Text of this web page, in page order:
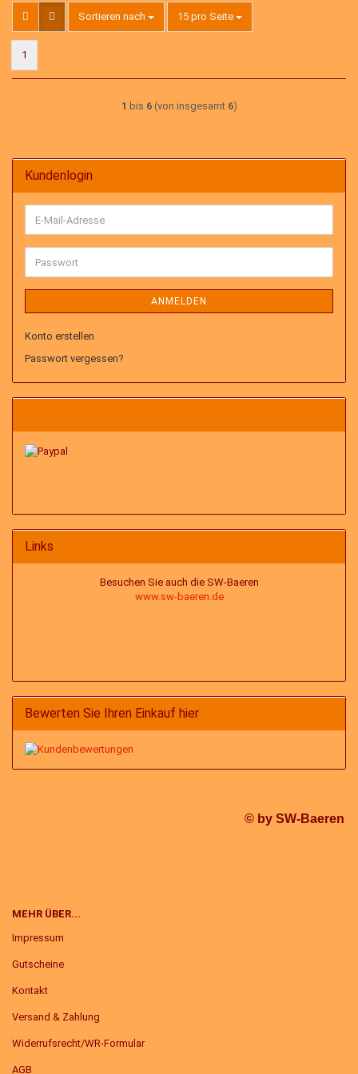
Sortieren nach
Sortieren nach 15 pro Seite
pro Seite
1
1 bis 6(von insgesamt 6)
Kundenlogin
E-
Mail-
Adresse
Passwort
ANMELDEN
Konto erstellen
Passwort vergessen?
Links
Besuchen Sie auch die SW-Baeren
www.sw-baeren.de
Bewerten Sie Ihren Einkauf hier
© by SW-Baeren
MEHR ÜBER...
Impressum
Gutscheine
Kontakt
Versand & Zahlung
Widerrufsrecht/WR-Formular
AGB